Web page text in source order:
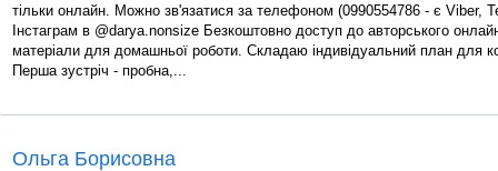
тільки онлайн. Можно зв'язатися за телефоном (0990554786 - є Viber,
Інстаграм в @darya.nonsize Безкоштовно доступ до авторського
матеріали для домашньої роботи. Складаю індивідуальний план для
Перша зустріч - пробна,...
Ольга Борисовна